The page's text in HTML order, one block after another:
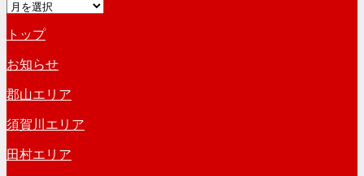
ゴ
ー
ア
カ
イ
ブ
トップ
お知らせ
郡山エリア
須賀川エリア
田村エリア